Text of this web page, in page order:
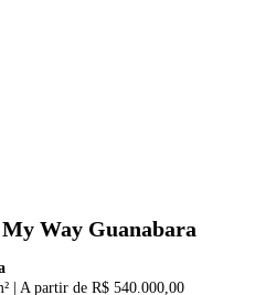
Way Guanabara
A partir de R$ 540.000,00